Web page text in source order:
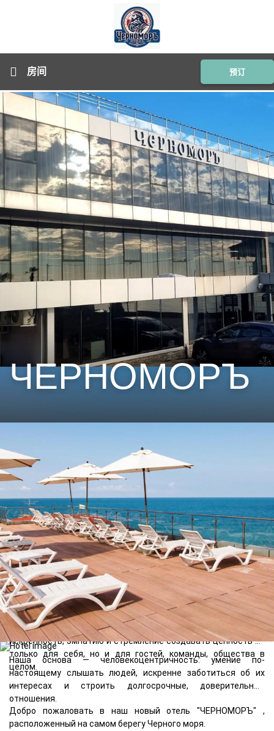
房间 预订
ЧЕРНОМОРЪ
关于酒店
Дорогие наши друзья и гости.
Мы рады встрече с вами в обновленном Отеле "ЧЕРНОМОРЪ".
Да, мы сменили название. Отель "Sochi Beach" навсегда
останется в памяти как легкий морской бриз, волнующий
сердца.....
Но мы сменили не только название, а саму концепцию.
Мы сделали ремонт, работаем над интерьером, обновляем
меню ресторана, мы меняем сам подход - это про
искренность, эмпатию и стремление создавать ценность не
только для себя, но и для гостей, команды, общества в
целом.
Наша основа — человекоцентричность: умение по-
настоящему слышать людей, искренне заботиться об их
интересах и строить долгосрочные, доверительные
отношения.
Добро пожаловать в наш новый отель "ЧЕРНОМОРЪ" ,
расположенный на самом берегу Черного моря.